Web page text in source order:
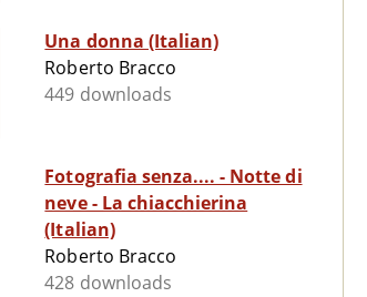
Una donna (Italian)
Roberto Bracco
449 downloads
Fotografia senza.... - Notte di
neve - La chiacchierina
(Italian)
Roberto Bracco
428 downloads